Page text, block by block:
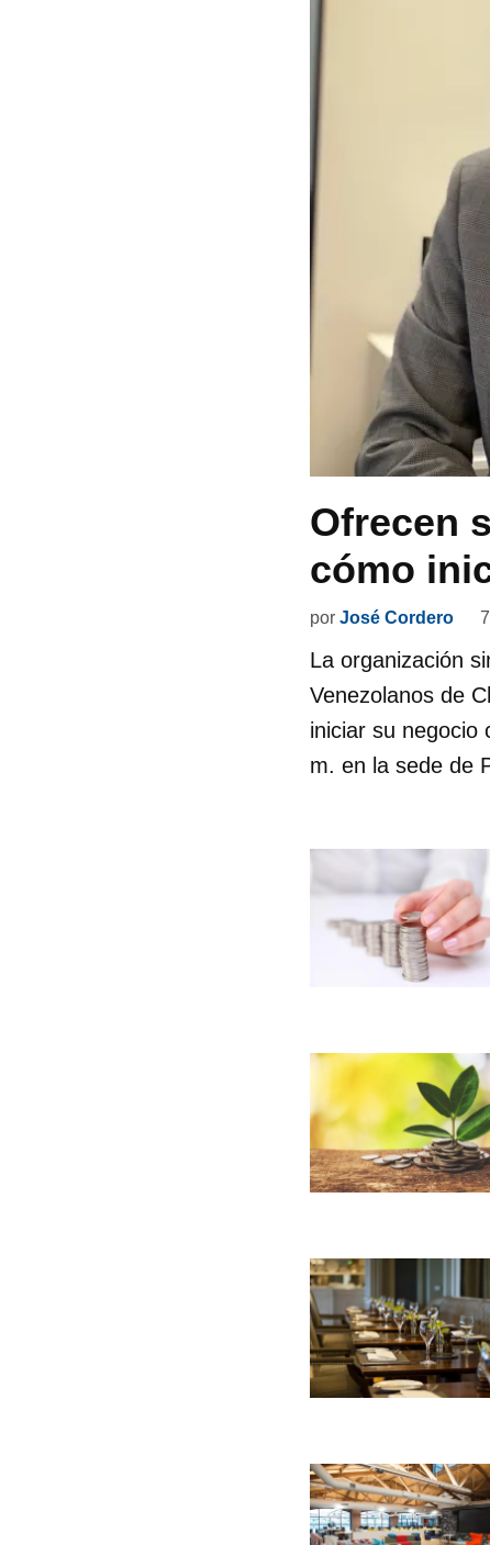
Ofrecen
cómo
por José Cordero
La organización
Venezolanos de
iniciar su negocio
m. en la sede de